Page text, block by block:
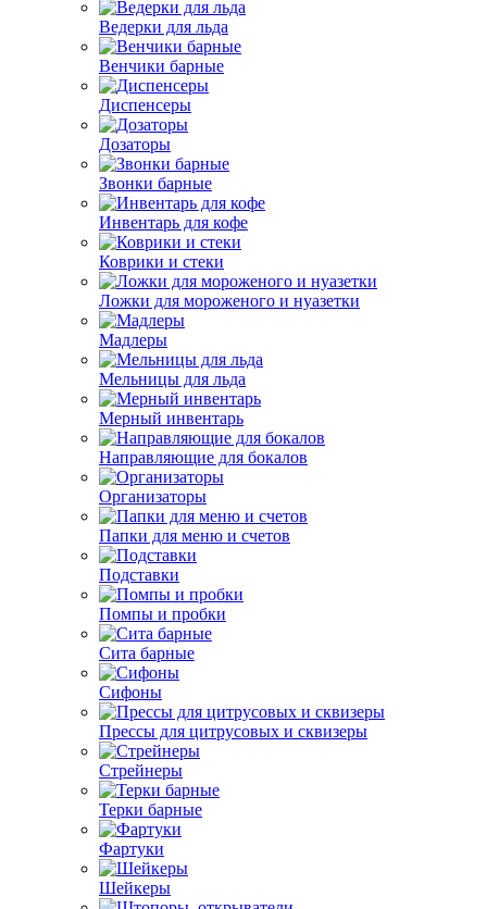
Ведерки для льда
Венчики барные
Диспенсеры
Дозаторы
Звонки барные
Инвентарь для кофе
Коврики и стеки
Ложки для мороженого и нуазетки
Мадлеры
Мельницы для льда
Мерный инвентарь
Направляющие для бокалов
Организаторы
Папки для меню и счетов
Подставки
Помпы и пробки
Сита барные
Сифоны
Прессы для цитрусовых и сквизеры
Стрейнеры
Терки барные
Фартуки
Шейкеры